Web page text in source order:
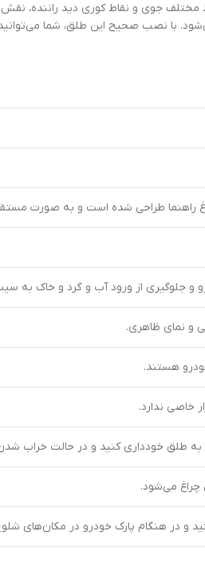
جوی و نقاط کوری دید راننده، نقش
با نصب صحیح این طلق، شما
راهنما طراحی شده است و به صورت
و جلوگیری از ورود آب و گرد و خاک به
و نمای ظاهری.
هستند.
خاصی ندارد.
طلق خودداری کنید و در حالت خراب
چراغ می‌شود.
و در هنگام پارک خودرو در مکان‌های